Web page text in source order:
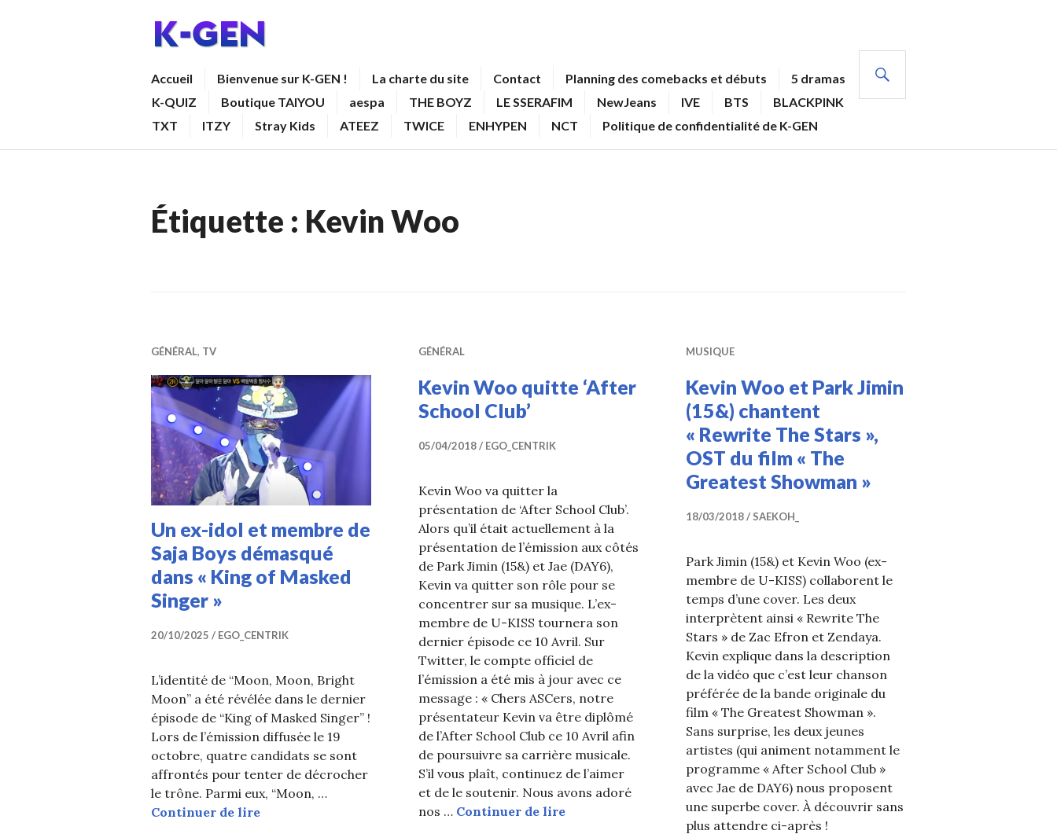
Accueil Bienvenue sur K-GEN ! La charte du site Contact Planning des comebacks et débuts
5 dramas
K-QUIZ
Boutique TAIYOU aespa THE BOYZ LE SSERAFIM NewJeans IVE BTS
BLACKPINK
TXT
ITZY Stray Kids ATEEZ TWICE ENHYPEN NCT Politique de confidentialité de K-GEN
Étiquette : Kevin Woo
GÉNÉRAL, TV
Un ex-idol et membre de
Saja Boys démasqué
dans « King of Masked
Singer »
20/10/2025 EGO_CENTRIK
L’identité de “Moon, Moon, Bright
Moon” a été révélée dans le dernier
épisode de “King of Masked Singer” !
Lors de l’émission diffusée le 19
octobre, quatre candidats se sont
affrontés pour tenter de décrocher
le trône. Parmi eux, “Moon, …
Continuer de lireUn ex-idol et membre de Saja Boys démasqué dans « King of Masked Singer »
GÉNÉRAL
Kevin Woo quitte ‘After
School Club’
05/04/2018 EGO_CENTRIK
Kevin Woo va quitter la
présentation de ‘After School Club’.
Alors qu’il était actuellement à la
présentation de l’émission aux côtés
de Park Jimin (15&) et Jae (DAY6),
Kevin va quitter son rôle pour se
concentrer sur sa musique. L’ex-
membre de U-KISS tournera son
dernier épisode ce 10 Avril. Sur
Twitter, le compte officiel de
l’émission a été mis à jour avec ce
message : « Chers ASCers, notre
présentateur Kevin va être diplômé
de l’After School Club ce 10 Avril afin
de poursuivre sa carrière musicale.
S’il vous plaît, continuez de l’aimer
et de le soutenir. Nous avons adoré
nos … Continuer de lireKevin Woo quitte ‘After School Club’
MUSIQUE
Kevin Woo et Park Jimin
(15&) chantent
« Rewrite The Stars »,
OST du film « The
Greatest Showman »
18/03/2018 SAEKOH_
Park Jimin (15&) et Kevin Woo (ex-
membre de U-KISS) collaborent le
temps d’une cover. Les deux
interprètent ainsi « Rewrite The
Stars » de Zac Efron et Zendaya.
Kevin explique dans la description
de la vidéo que c’est leur chanson
préférée de la bande originale du
film « The Greatest Showman ».
Sans surprise, les deux jeunes
artistes (qui animent notamment le
programme « After School Club »
avec Jae de DAY6) nous proposent
une superbe cover. À découvrir sans
plus attendre ci-après !